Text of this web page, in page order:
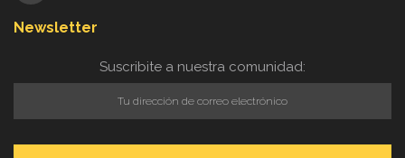
Newsletter
Suscribite a nuestra comunidad: